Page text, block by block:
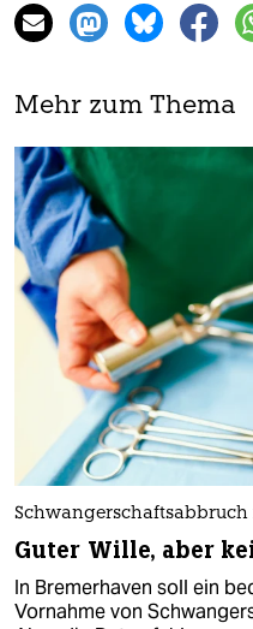
Mehr zum Thema
Schwangerschaftsabbruch
Guter Wille, aber
In Bremerhaven soll ein
Vornahme von